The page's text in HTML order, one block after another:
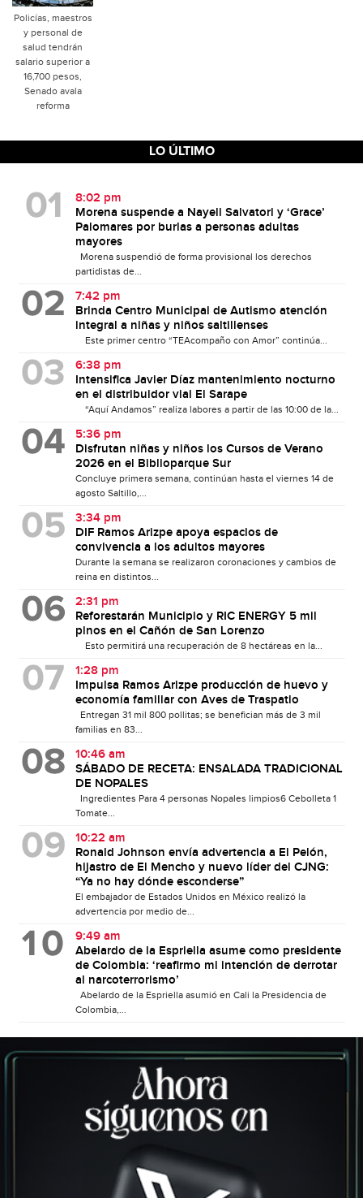
Policías, maestros
y personal de
salud tendrán
salario superior a
16,700 pesos,
Senado avala
reforma
LO ÚLTIMO
8:02 pm
Morena suspende a Nayeli Salvatori y ‘Grace’
Palomares por burlas a personas adultas
mayores
Morena suspendió de forma provisional los derechos
partidistas de...
7:42 pm
Brinda Centro Municipal de Autismo atención
integral a niñas y niños saltillenses
Este primer centro “TEAcompaño con Amor” continúa...
6:38 pm
Intensifica Javier Díaz mantenimiento nocturno
en el distribuidor vial El Sarape
“Aquí Andamos” realiza labores a partir de las 10:00 de la...
5:36 pm
Disfrutan niñas y niños los Cursos de Verano
2026 en el Biblioparque Sur
Concluye primera semana, continúan hasta el viernes 14 de
agosto Saltillo,...
3:34 pm
DIF Ramos Arizpe apoya espacios de
convivencia a los adultos mayores
Durante la semana se realizaron coronaciones y cambios de
reina en distintos...
2:31 pm
Reforestarán Municipio y RIC ENERGY 5 mil
pinos en el Cañón de San Lorenzo
Esto permitirá una recuperación de 8 hectáreas en la...
1:28 pm
Impulsa Ramos Arizpe producción de huevo y
economía familiar con Aves de Traspatio
Entregan 31 mil 800 pollitas; se benefician más de 3 mil
familias en 83...
10:46 am
SÁBADO DE RECETA: ENSALADA TRADICIONAL
DE NOPALES
Ingredientes Para 4 personas Nopales limpios6 Cebolleta 1
Tomate...
10:22 am
Ronald Johnson envía advertencia a El Pelón,
hijastro de El Mencho y nuevo líder del CJNG:
“Ya no hay dónde esconderse”
El embajador de Estados Unidos en México realizó la
advertencia por medio de...
9:49 am
Abelardo de la Espriella asume como presidente
de Colombia: ‘reafirmo mi intención de derrotar
al narcoterrorismo’
Abelardo de la Espriella asumió en Cali la Presidencia de
Colombia,...